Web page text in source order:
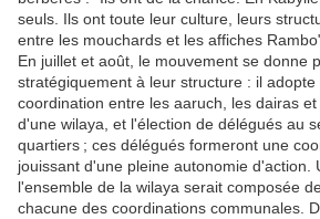
seuls. Ils ont toute leur culture, leurs
entre les mouchards et les affiches
En juillet et août, le mouvement se donne
stratégiquement à leur structure : il
coordination entre les aaruch, les dairas
d'une wilaya, et l'élection de délégués au
quartiers ; ces délégués formeront une
jouissant d'une pleine autonomie d'action.
l'ensemble de la wilaya serait composée
chacune des coordinations communales.